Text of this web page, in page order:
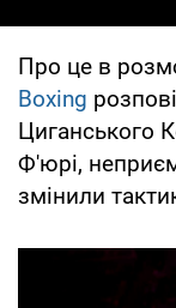
Про це в
Boxing
Циганського
Ф'юрі,
змінили